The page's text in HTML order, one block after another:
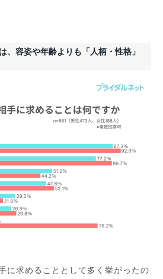
、容姿や年齢よりも「人柄・性格」
に求めることとして多く挙がったの